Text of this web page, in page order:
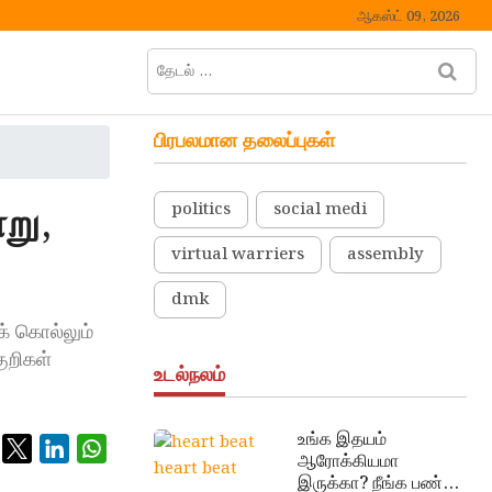
ஆகஸ்ட் 09, 2026
தேடல்
… M
t
o
கொல்லும்
பிரபலமான தலைப்புகள்
politics
social medi
virtual warriers
assembly
dmk
உடல்நலம்
heart beat
உங்க இதயம்
ஆரோக்கியமா
இருக்கா? நீங்க பண்ண